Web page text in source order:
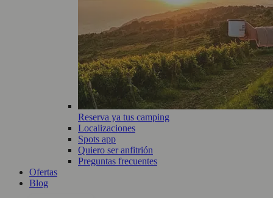
Reserva ya tus camping
Localizaciones
Spots app
Quiero ser anfitrión
Preguntas frecuentes
Ofertas
Blog